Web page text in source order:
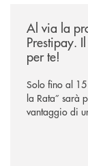
Al via la
Prestipay.
per te!
Solo fino al
la Rata” sarà
vantaggio di